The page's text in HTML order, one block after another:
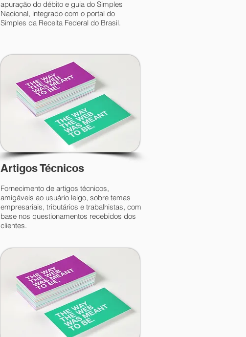
apuração do débito e guia do Simples
Nacional, integrado com o portal do
Simples da Receita Federal do Brasil.
Artigos Técnicos
Fornecimento de artigos técnicos,
amigáveis ao usuário leigo, sobre temas
empresariais, tributários e trabalhistas, com
base nos questionamentos recebidos dos
clientes.